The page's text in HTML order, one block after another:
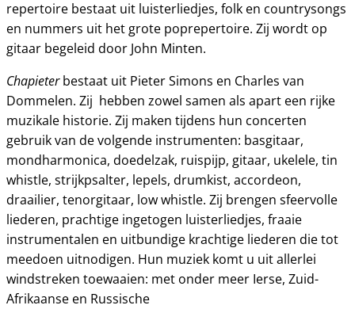
repertoire bestaat uit luisterliedjes, folk en countrysongs
en nummers uit het grote poprepertoire. Zij wordt op
gitaar begeleid door John Minten.
Chapieterbestaat uit Pieter Simons en Charles van
Dommelen. Zij hebben zowel samen als apart een rijke
muzikale historie. Zij maken tijdens hun concerten
gebruik van de volgende instrumenten: basgitaar,
mondharmonica, doedelzak, ruispijp, gitaar, ukelele, tin
whistle, strijkpsalter, lepels, drumkist, accordeon,
draailier, tenorgitaar, low whistle. Zij brengen sfeervolle
liederen, prachtige ingetogen luisterliedjes, fraaie
instrumentalen en uitbundige krachtige liederen die tot
meedoen uitnodigen. Hun muziek komt u uit allerlei
windstreken toewaaien: met onder meer Ierse, Zuid-
Afrikaanse en Russische